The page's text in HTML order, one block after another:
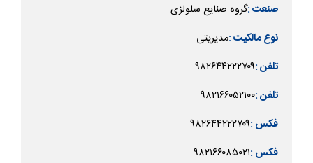
صنعت :گروه صنایع سلولزی
نوع مالکیت :مدیریتی
تلفن :۹۸۲۶۴۴۲۲۲۷۰۹
تلفن :۹۸۲۱۶۶۰۵۲۱۰۰
فکس :۹۸۲۶۴۴۲۲۲۷۰۹
فکس :۹۸۲۱۶۶۰۸۵۰۲۱